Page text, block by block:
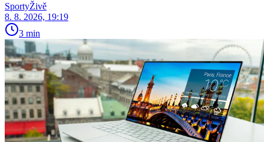
SportyŽivě
8. 8. 2026, 19:19
3 min